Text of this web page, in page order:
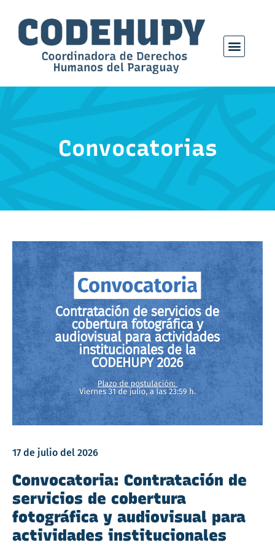
Convocatorias
17 de julio del 2026
Convocatoria: Contratación de
servicios de cobertura
fotográfica y audiovisual para
actividades institucionales